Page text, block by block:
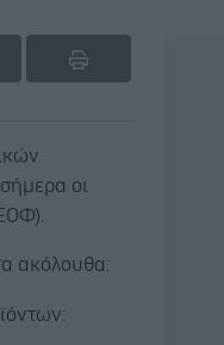
οι
ακόλουθα: